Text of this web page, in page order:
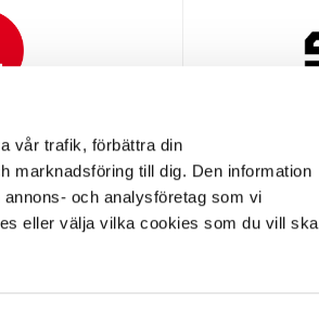
vår trafik, förbättra din
marknadsföring till dig. Den information
och analysföretag som vi
eller välja vilka cookies som du vill ska